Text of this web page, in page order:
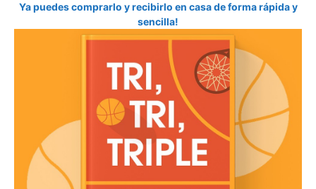
Ya puedes comprarlo y recibirlo en casa de forma rápida y
sencilla!